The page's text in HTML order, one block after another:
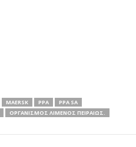
MAERSK PPA
PPA SA
ΟΡΓΑΝΙΣΜΟΣ ΛΙΜΕΝΟΣ ΠΕΙΡΑΙΩΣ.